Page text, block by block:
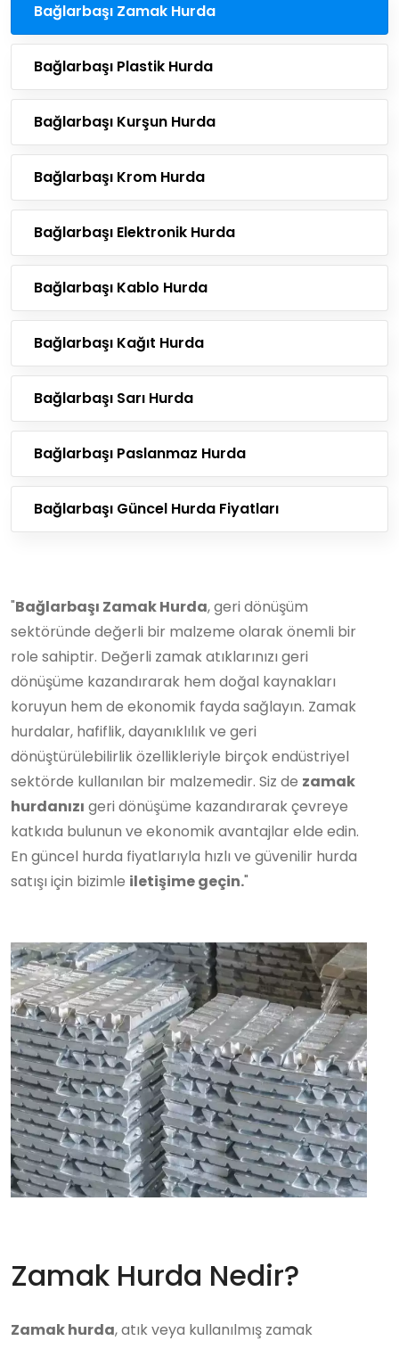
Bağlarbaşı Zamak Hurda
Bağlarbaşı Plastik Hurda
Bağlarbaşı Kurşun Hurda
Bağlarbaşı Krom Hurda
Bağlarbaşı Elektronik Hurda
Bağlarbaşı Kablo Hurda
Bağlarbaşı Kağıt Hurda
Bağlarbaşı Sarı Hurda
Bağlarbaşı Paslanmaz Hurda
Bağlarbaşı Güncel Hurda Fiyatları
"Bağlarbaşı Zamak Hurda, geri dönüşüm
sektöründe değerli bir malzeme olarak önemli bir
role sahiptir. Değerli zamak atıklarınızı geri
dönüşüme kazandırarak hem doğal kaynakları
koruyun hem de ekonomik fayda sağlayın. Zamak
hurdalar, hafiflik, dayanıklılık ve geri
dönüştürülebilirlik özellikleriyle birçok endüstriyel
sektörde kullanılan bir malzemedir. Siz de zamak
hurdanızı geri dönüşüme kazandırarak çevreye
katkıda bulunun ve ekonomik avantajlar elde edin.
En güncel hurda fiyatlarıyla hızlı ve güvenilir hurda
satışı için bizimle iletişime geçin."
Zamak Hurda Nedir?
Zamak hurda, atık veya kullanılmış zamak